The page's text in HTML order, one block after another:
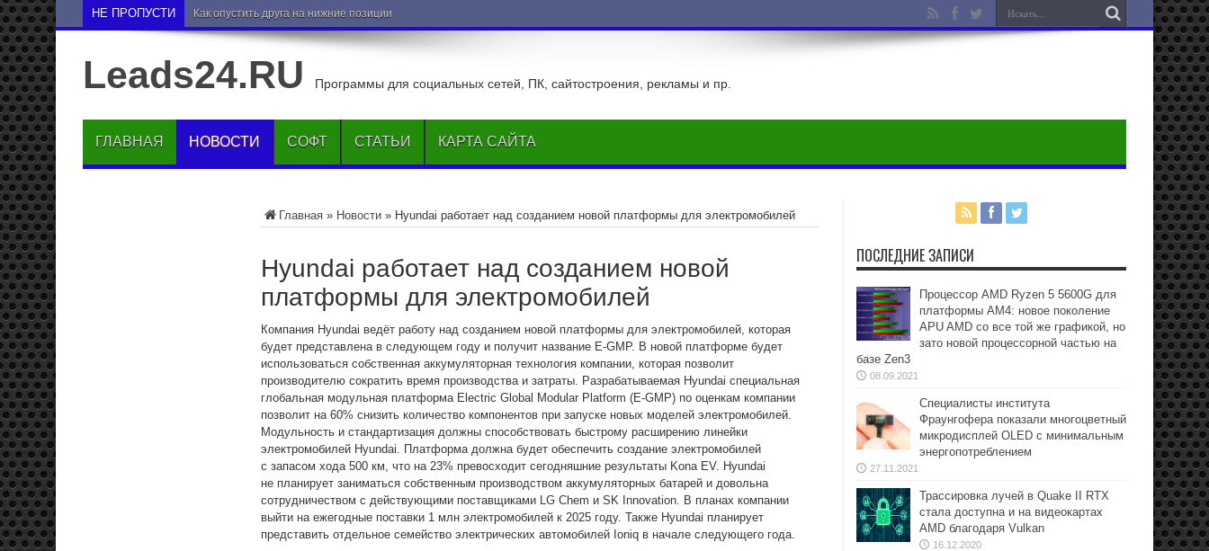
НЕ ПРОПУСТИ Как опустить друга на нижние позиции ВКонтакте
Leads24.RU Программы для социальных сетей, ПК, сайтостроения, рекламы и пр.
ГЛАВНАЯ НОВОСТИ СОФТ СТАТЬИ КАРТА САЙТА
Главная » Новости » Hyundai работает над созданием новой платформы для электромобилей
Hyundai работает над созданием новой
платформы для электромобилей
Компания Hyundai ведёт работу над созданием новой платформы для электромобилей, которая
будет представлена в следующем году и получит название E-GMP. В новой платформе будет
использоваться собственная аккумуляторная технология компании, которая позволит
производителю сократить время производства и затраты. Разрабатываемая Hyundai специальная
глобальная модульная платформа Electric Global Modular Platform (E-GMP) по оценкам компании
позволит на 60% снизить количество компонентов при запуске новых моделей электромобилей.
Модульность и стандартизация должны способствовать быстрому расширению линейки
электромобилей Hyundai. Платформа должна будет обеспечить создание электромобилей
с запасом хода 500 км, что на 23% превосходит сегодняшние результаты Kona EV. Hyundai
не планирует заниматься собственным производством аккумуляторных батарей и довольна
сотрудничеством с действующими поставщиками LG Chem и SK Innovation. В планах компании
выйти на ежегодные поставки 1 млн электромобилей к 2025 году. Также Hyundai планирует
представить отдельное семейство электрических автомобилей Ioniq в начале следующего года.
ПОСЛЕДНИЕ ЗАПИСИ
Процессор AMD Ryzen 5 5600G для
платформы АМ4: новое поколение
APU AMD со все той же графикой, но
зато новой процессорной частью на
базе Zen3
08.09.2021
Специалисты института
Фраунгофера показали многоцветный
микродисплей OLED с минимальным
энергопотреблением
27.11.2021
Трассировка лучей в Quake II RTX
стала доступна и на видеокартах
AMD благодаря Vulkan
16.12.2020